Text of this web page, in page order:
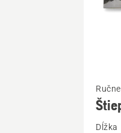
viac
Dĺžka